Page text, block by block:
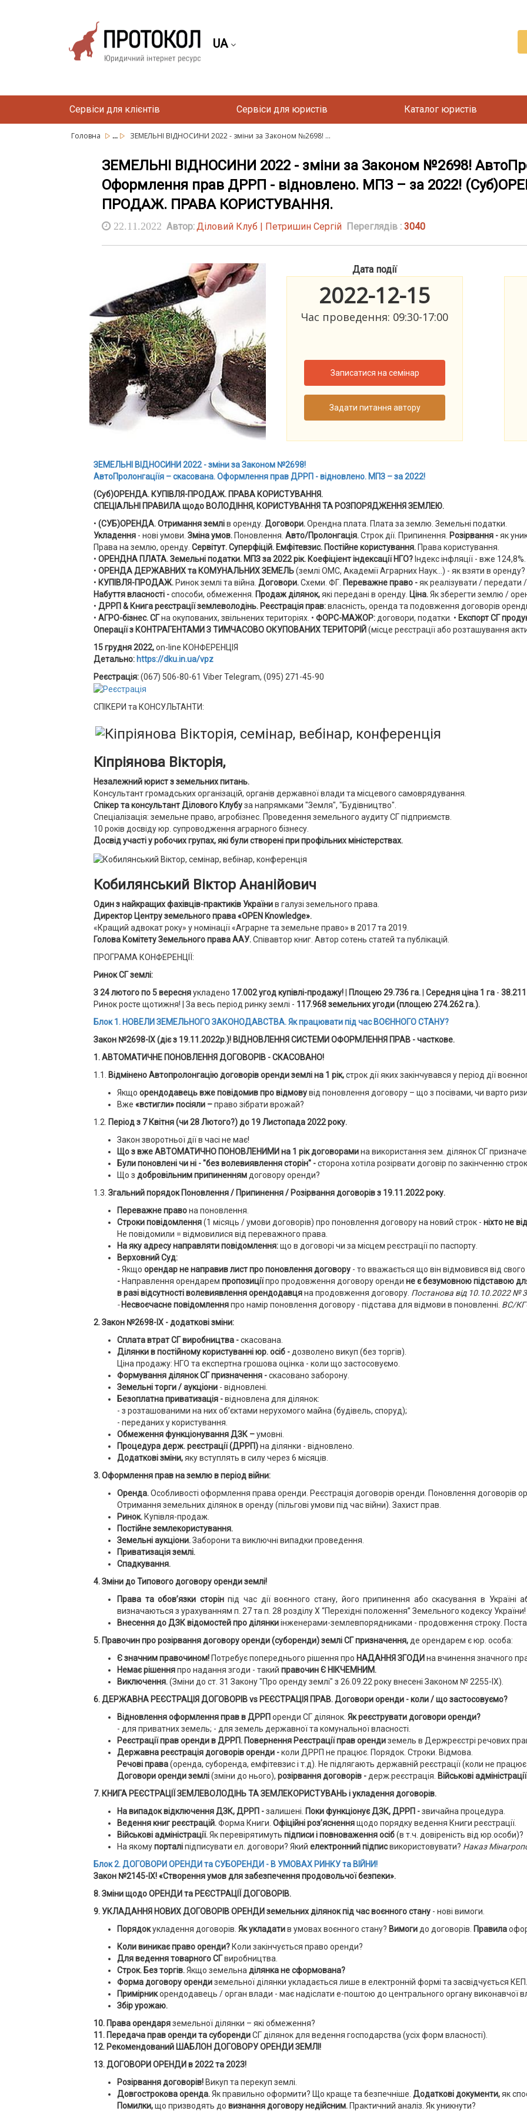
UA
Сервіси для клієнтів Сервіси для юристів Каталог юристів
Головна ... ЗЕМЕЛЬНІ ВІДНОСИНИ 2022 - зміни за Законом №2698! ...
ЗЕМЕЛЬНІ ВІДНОСИНИ 2022 - зміни за Законом №2698!
Оформлення прав ДРРП - відновлено. МПЗ – за 2022!
ПРОДАЖ. ПРАВА КОРИСТУВАННЯ.
22.11.2022 Автор:Діловий Клуб | Петришин Сергій Переглядів : 3040
Дата події
2022-12-15
Час проведення: 09:30-17:00
Записатися на семінар
Задати питання автору
ЗЕМЕЛЬНІ ВІДНОСИНИ 2022 - зміни за Законом №2698!
АвтоПролонгаціїя – скасована. Оформлення прав ДРРП - відновлено. МПЗ – за 2022!
(Суб)ОРЕНДА. КУПІВЛЯ-ПРОДАЖ. ПРАВА КОРИСТУВАННЯ.
СПЕЦІАЛЬНІ ПРАВИЛА щодо ВОЛОДІННЯ, КОРИСТУВАННЯ ТА РОЗПОРЯДЖЕННЯ ЗЕМЛЕЮ.
• (СУБ)ОРЕНДА.Отримання землів оренду. Договори.Орендна плата. Плата за землю. Земельні податки.
Укладення - нові умови. Зміна умов. Поновлення. Авто/Пролонгація.Строк дії. Припинення. Розірвання -як
Права на землю, оренду. Сервітут. Суперфіцій. Емфітевзис. Постійне користування. Права користування.
• ОРЕНДНА ПЛАТА.Земельні податки. МПЗ за 2022 рік. Коефіціент індексації НГО? Індекс інфляції - вже 124,8%.
• ОРЕНДА ДЕРЖАВНИХ та КОМУНАЛЬНИХ ЗЕМЕЛЬ(землі ОМС, Академії Аграрних Наук…) - як взяти в оренду?
• КУПІВЛЯ-ПРОДАЖ. Ринок землі та війна. Договори.Схеми. ФГ. Переважне право -як реалізувати / передати /
Набуття власності -способи, обмеження. Продаж ділянок,які передані в оренду. Ціна.Як зберегти землю /
• ДРРП & Книга реєстрації землеволодінь. Реєстрація прав:власність, оренда та подовження договорів
• АГРО-бізнес.СГна окупованих, звільнених територіях. • ФОРС-МАЖОР: договори, податки. • Експорт СГ
Операції з КОНТРАГЕНТАМИ З ТИМЧАСОВО ОКУПОВАНИХ ТЕРИТОРІЙ (місце реєстрації або розташування
15 грудня 2022,on-line КОНФЕРЕНЦІЯ
Детально: https://dku.in.ua/vpz
Реєстрація:(067) 506-80-61 Viber Telegram, (095) 271-45-90
СПІКЕРИ та КОНСУЛЬТАНТИ:
Кіпріянова Вікторія,
Незалежний юрист з земельних питань.
Консультант громадських організацій, органів державної влади та місцевого самоврядування.
Спікер та консультант Ділового Клубуза напрямками "Земля", "Будівництво".
Спеціалізація: земельне право, агробізнес. Проведення земельного аудиту СГ підприємств.
10 років досвіду юр. супроводження аграрного бізнесу.
Досвід участі у робочих групах, які були створені при профільних міністерствах.
Кобилянський Віктор Ананійович
Один з найкращих фахівців-практиків Українив галузі земельного права.
Директор Центру земельного права «OPEN Knowledge».
«Кращий адвокат року» у номінації «Аграрне та земельне право» в 2017 та 2019.
Голова Комітету Земельного права ААУ.Співавтор книг. Автор сотень статей та публікацій.
ПРОГРАМА КОНФЕРЕНЦІЇ:
Ринок СГ землі:
З 24 лютого по 5 вересняукладено 17.002 угод купівлі-продажу!| Площею 29.736 га.| Середня ціна 1 га -
Ринок росте щотижня! | За весь період ринку землі - 117.968 земельних угоди (площею 274.262 га.).
Блок 1. НОВЕЛИ ЗЕМЕЛЬНОГО ЗАКОНОДАВСТВА. Як працювати під час ВОЄННОГО СТАНУ?
Закон №2698-ІХ (діє з 19.11.2022р.)! ВІДНОВЛЕННЯ СИСТЕМИ ОФОРМЛЕННЯ ПРАВ - часткове.
1. АВТОМАТИЧНЕ ПОНОВЛЕННЯ ДОГОВОРІВ - СКАСОВАНО!
1.1. Відмінено Автопролонгацію договорів оренди землі на 1 рік,строк дії яких закінчувався у період дії
Якщо орендодавець вже повідомив про відмовувід поновлення договору – що з посівами, чи варто
Вже «встигли» посіяли –право зібрати врожай?
1.2. Період з 7 Квітня (чи 28 Лютого?) до 19 Листопада 2022 року.
Закон зворотньої дії в часі не має!
Що з вже АВТОМАТИЧНО ПОНОВЛЕНИМИ на 1 рік договорамина використання зем. ділянок СГ
Були поновлені чи ні -"без волевиявлення сторін" -сторона хотіла розірвати договір по закінченню
Що з добровільним припиненням договору оренди?
1.3. Згальний порядок Поновлення / Припинення / Розірвання договорів з 19.11.2022 року.
Переважне правона поновлення.
Строки повідомлення(1 місяць / умови договорів) про поновлення договору на новий строк - ніхто не
Не повідомили = відмовилися від переважного права.
На яку адресу направляти повідомлення:що в договорі чи за місцем реєстрації по паспорту.
Верховний Суд:
-Якщо орендар не направив лист про поновлення договору - то вважається що він відмовився від
-Направлення орендарем пропозиціїпро продовження договору оренди не є безумовною підставою
в разі відсутності волевиявлення орендодавцяна продовження договору. Постанова від 10.10.2022 №
-Несвоєчасне повідомленняпро намір поновлення договору - підстава для відмови в поновленні. ВС/
2. Закон №2698-ІХ - додаткові зміни:
Сплата втрат СГ виробництва -скасована.
Ділянки в постійному користуванні юр. осіб - дозволено викуп (без торгів).
Ціна продажу: НГО та експертна грошова оцінка - коли що застосовуємо.
Формування ділянок СГ призначення -скасовано заборону.
Земельні торги / аукціони - відновлені.
Безоплатна приватизація -відновлена для ділянок:
- з розташованими на них об’єктами нерухомого майна (будівель, споруд);
- переданих у користування.
Обмеження функціонування ДЗК –умовні.
Процедура держ. реєстрації (ДРРП)на ділянки - відновлено.
Додаткові зміни,яку вступлять в силу через 6 місяців.
3. Оформлення прав на землю в період війни:
Оренда.Особливості оформлення права оренди. Реєстрація договорів оренди. Поновлення договорів
Отримання земельних ділянок в оренду (пільгові умови під час війни). Захист прав.
Ринок.Купівля-продаж.
Постійне землекористування.
Земельні аукціони.Заборони та виключні випадки проведення.
Приватизація землі.
Спадкування.
4.Зміни до Типового договору оренди землі!
Права та обов’язки сторінпід час дії воєнного стану, його припинення або скасування в Україні
визначаються з урахуванням п. 27 та п. 28 розділу Х “Перехідні положення” Земельного кодексу України!
Внесення до ДЗК відомостей про ділянкиінженерами-землевпорядниками - продовження строку.
5. Правочин про розірвання договору оренди (суборенди) землі СГ призначення, де орендарем є юр. особа:
Є значним правочином!Потребує попереднього рішення про НАДАННЯ ЗГОДИна вчинення значного
Немає рішенняпро надання згоди - такий правочин Є НІКЧЕМНИМ.
Виключення.(Зміни до ст. 31 Закону "Про оренду землі" з 26.09.22 року внесені Законом № 2255-IX).
6. ДЕРЖАВНА РЕЄСТРАЦІЯ ДОГОВОРІВ vs РЕЄСТРАЦІЯ ПРАВ. Договори оренди - коли / що застосовуємо?
Відновлення оформлення прав в ДРРПоренди СГ ділянок. Як реєструвати договори оренди?
- для приватних земель; - для земель державної та комунальної власності.
Реєстрації прав оренди в ДРРП. Повернення Реєстрації прав орендиземель в Держреєстрі речових
Державна реєстрація договорів оренди -коли ДРРП не працює. Порядок. Строки. Відмова.
Речові права(оренда, суборенда, емфітевзис і т.д). Не підлягають державній реєстрації (коли не
Договори оренди землі(зміни до нього), розірвання договорів - держ.реєстрація. Військові
7. КНИГА РЕЄСТРАЦІЇ ЗЕМЛЕВОЛОДІНЬ ТА ЗЕМЛЕКОРИСТУВАНЬ і укладення договорів.
На випадок відключення ДЗК, ДРРП -залишені. Поки функціонує ДЗК, ДРРП -звичайна процедура.
Ведення книг реєстрацій.Форма Книги. Офіційні роз’ясненнящодо порядку ведення Книги реєстрації.
Військові адміністрації.Як перевірятимуть підписи і повноваження осіб(в т.ч. довіреність від юр.особи)?
На якомупорталіпідписувати ел. договори? Який електронний підписвикористовувати? Наказ
Блок 2.ДОГОВОРИ ОРЕНДИ та СУБОРЕНДИ - В УМОВАХ РИНКУ та ВІЙНИ!
Закон №2145-ІХ! «Створення умов для забезпечення продовольчої безпеки».
8. Зміни щодо ОРЕНДИ та РЕЄСТРАЦІЇ ДОГОВОРІВ.
9. УКЛАДАННЯ НОВИХ ДОГОВОРІВ ОРЕНДИземельних ділянок під час воєнного стану - нові вимоги.
Порядокукладення договорів. Як укладатив умовах воєнного стану? Вимоги до договорів. Правила
Коли виникає право оренди?Коли закінчується право оренди?
Для ведення товарного СГвиробництва.
Строк. Без торгів.Якщо земельна ділянка не сформована?
Форма договору орендиземельної ділянки укладається лише в електронній формі та засвідчується КЕП.
Примірникорендодавець / орган влади - має надіслати е-поштою до центрального органу виконавчої
Збір урожаю.
10. Права орендаряземельної ділянки – які обмеження?
11. Передача прав оренди та суборендиСГ ділянок для ведення господарства (усіх форм власності).
12. Рекомендований ШАБЛОН ДОГОВОРУ ОРЕНДИ ЗЕМЛІ!
13.ДОГОВОРИ ОРЕНДИ в 2022 та 2023!
Розірвання договорів!Викуп та перекуп землі.
Довгострокова оренда.Як правильно оформити? Що краще та безпечніше. Додаткові документи,як
Помилки,що призводять до визнання договору недійсним.Практичний аналіз. Як уникнути?